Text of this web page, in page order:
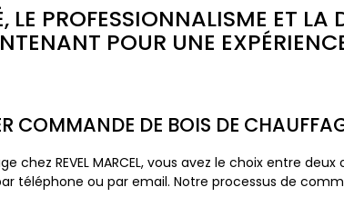
LE PROFESSIONNALISME ET LA
POUR UNE
COMMANDE DE BOIS DE
REVEL MARCEL, vous avez le choix entre
ou par email. Notre processus de